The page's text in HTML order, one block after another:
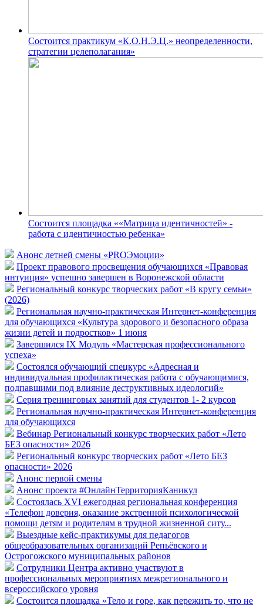
Состоится практикум «К.О.Н.Э.Ц.» неопределенности,
стратегии целеполагания»
Состоится площадка ««Матрица идентичностей» -
работа с идентичностью ребенка»
Анонс летней смены «PROЭмоции»
Проект правового просвещения обучающихся «Правовая
интуиция» успешно завершен в Воронежской области
Региональный конкурс творческих работ «В кругу семьи»
(2026)
Региональная научно-практическая Интернет-конференция
для обучающихся «Культура здорового и безопасного образа
жизни детей и подростков» 1 июня
Завершился IX Модуль «Мастерская профессионального
успеха»
Состоялся обучающий спецкурс «Адресная и
индивидуальная профилактическая работа с обучающимися,
подпавшими под влияние деструктивных идеологий»
Серия тренинговых занятий для студентов 1- 2 курсов
Региональная научно-практическая Интернет-конференция
для обучающихся
Вебинар Региональный конкурс творческих работ «Лето
БЕЗ опасности» 2026
Региональный конкурс творческих работ «Лето БЕЗ
опасности» 2026
Анонс первой смены
Анонс проекта #ОнлайнТерриторияКаникул
Состоялась XVI ежегодная региональная конференция
«Телефон доверия, оказание экстренной психологической
помощи детям и родителям в трудной жизненной ситу...
Выездные кейс-практикумы для педагогов
общеобразовательных организаций Репьёвского и
Острогожского муниципальных районов
Сотрудники Центра активно участвуют в
профессиональных мероприятиях межрегионального и
всероссийского уровня
Состоится площадка «Тело и горе, как пережить то, что не